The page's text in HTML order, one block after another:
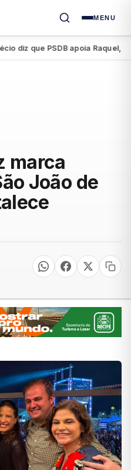
MENU
que PSDB apoia Raquel, mas
marca
João de